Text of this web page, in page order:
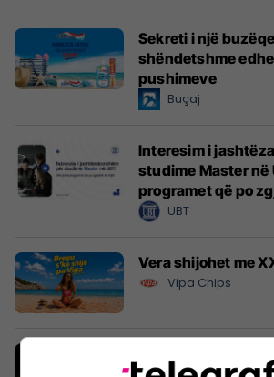
Sekreti i një
shëndetshme
pushimeve
Buçaj
Interesim i
studime Master në
programet që po
UBT
Vera shijohet me
Vipa Chips